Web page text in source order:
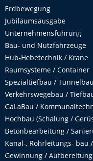
Erdbewegung
Jubiläumsausgabe
Unternehmensführung
Bau- und Nutzfahrzeuge
Hub-Hebetechnik / Krane
Raumsysteme / Container
Spezialtiefbau / Tunnelbau
Verkehrswegebau /
GaLaBau /
Hochbau (Schalung /
Betonbearbeitung /
Kanal-, Rohrleitungs- bau
Gewinnung /